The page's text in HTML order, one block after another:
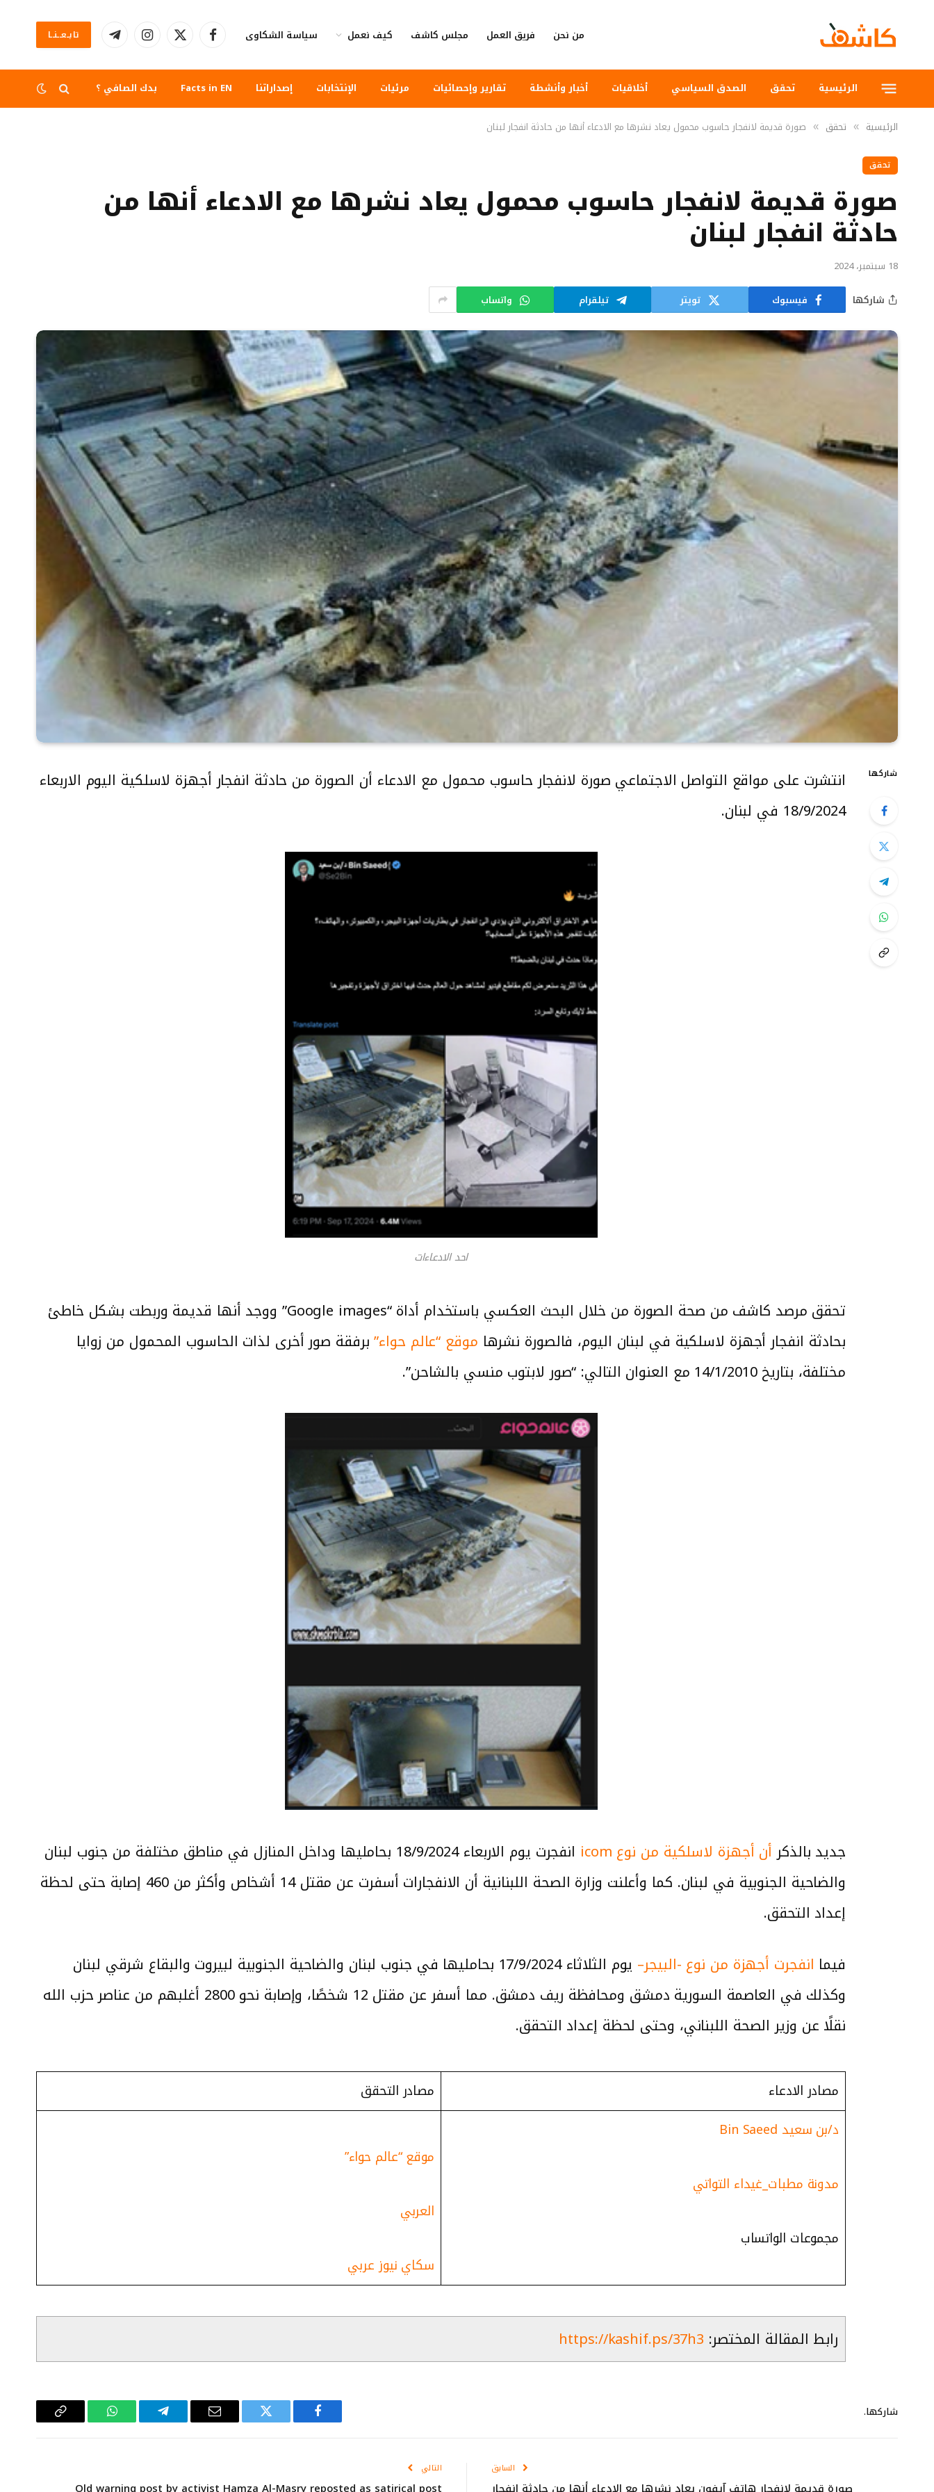
من نحن فريق العمل مجلس كاشف كيف نعمل سياسة الشكاوى فيسبوكX الانستغرامتيلقرام تابــعــنــا
الرئيسية تحقق الصدق السياسي أخلاقيات أخبار وأنشطة تقارير وإحصائيات مرئيات الإنتخابات إصداراتنا Facts in EN بدك الصافي ؟
الرئيسية » تحقق » صورة قديمة لانفجار حاسوب محمول يعاد نشرها مع الادعاء أنها من حادثة انفجار لبنان
تحقق
صورة قديمة لانفجار حاسوب محمول يعاد نشرها مع الادعاء أنها من
حادثة انفجار لبنان
18 سبتمبر، 2024
شاركها
فيسبوك تويتر تيلقرام واتساب
شاركها
انتشرت على مواقع التواصل الاجتماعي صورة لانفجار حاسوب محمول مع الادعاء أن الصورة من حادثة انفجار أجهزة لاسلكية اليوم الاربعاء
18/9/2024 في لبنان.
احد الادعاءات
تحقق مرصد كاشف من صحة الصورة من خلال البحث العكسي باستخدام أداة “Google images” ووجد أنها قديمة وربطت بشكل خاطئ
بحادثة انفجار أجهزة لاسلكية في لبنان اليوم، فالصورة نشرها موقع “عالم حواء”برفقة صور أخرى لذات الحاسوب المحمول من زوايا
مختلفة، بتاريخ 14/1/2010 مع العنوان التالي: “صور لابتوب منسي بالشاحن”.
جديد بالذكرأن أجهزة لاسلكية من نوع icom
انفجرت يوم الاربعاء 18/9/2024 بحامليها وداخل المنازل في مناطق مختلفة من جنوب لبنان
والضاحية الجنوبية في لبنان. كما وأعلنت وزارة الصحة اللبنانية أن الانفجارات أسفرت عن مقتل 14 أشخاص وأكثر من 460 إصابة حتى لحظة
إعداد التحقق.
فيما انفجرت أجهزة من نوع -البيجر–
يوم الثلاثاء 17/9/2024 بحامليها في جنوب لبنان والضاحية الجنوبية لبيروت والبقاع شرقي لبنان
وكذلك في العاصمة السورية دمشق ومحافظة ريف دمشق. مما أسفر عن مقتل 12 شخصًا، وإصابة نحو 2800 أغلبهم من عناصر حزب الله
نقلًا عن وزير الصحة اللبناني، وحتى لحظة إعداد التحقق.
مصادر الادعاء
مصادر التحقق
د/بن سعيد Bin Saeed
مدونة مطبات_غيداء التواتي
مجموعات الواتساب
موقع “عالم حواء”
العربي
سكاي نيوز عربي
رابط المقالة المختصر: https://kashif.ps/37h3
شاركها.
فيسبوك تويتر
البريد
تيلقرام واتساب
Copy
السابق التالي